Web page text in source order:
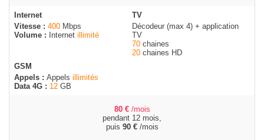
Internet
Vitesse : 400 Mbps
Volume :
Internet illimité
TV
Décodeur (max 4) + application
TV
70 chaines
20 chaines HD
GSM
Appels : Appels illimités
Data 4G : 12 GB
80 € /mois
pendant 12 mois,
puis 90 €/mois